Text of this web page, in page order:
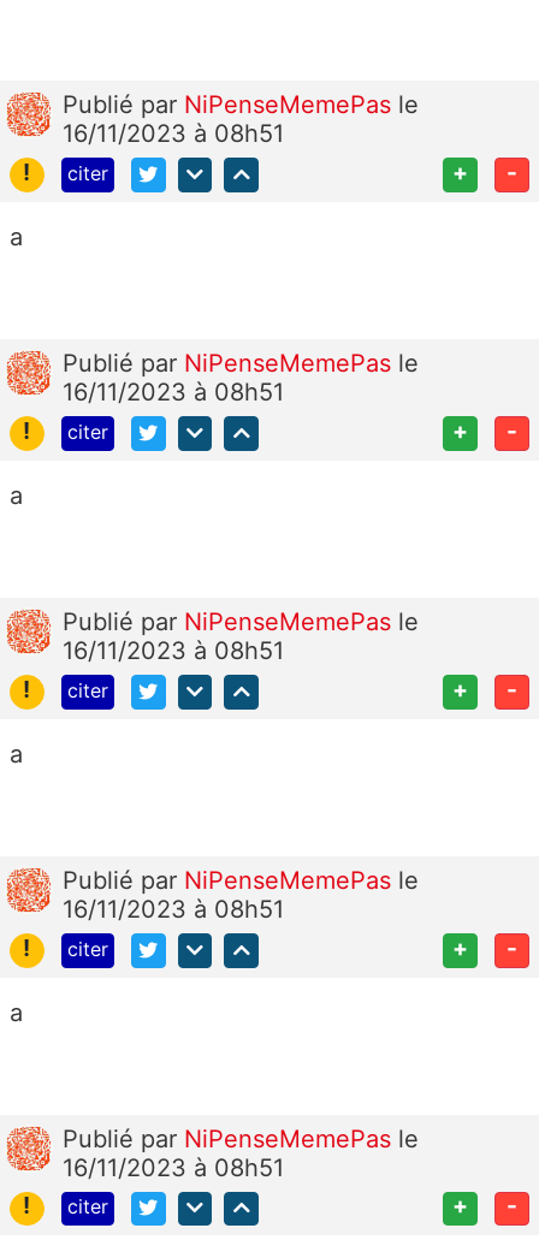
Publié par NiPenseMemePas le
16/11/2023 à 08h51
!
citer + -
a
Publié par NiPenseMemePas le
16/11/2023 à 08h51
!
citer + -
a
Publié par NiPenseMemePas le
16/11/2023 à 08h51
!
citer + -
a
Publié par NiPenseMemePas le
16/11/2023 à 08h51
!
citer + -
a
Publié par NiPenseMemePas le
16/11/2023 à 08h51
!
citer + -